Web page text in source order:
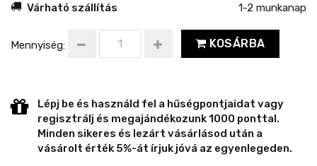
Várható szállítás 1-2 munkanap
Mennyiség: KOSÁRBA
Lépj be és használd fel a hűségpontjaidat vagy
regisztrálj és megajándékozunk 1000 ponttal.
Minden sikeres és lezárt vásárlásod után a
vásárolt érték 5%-át írjuk jóvá az egyenlegeden.